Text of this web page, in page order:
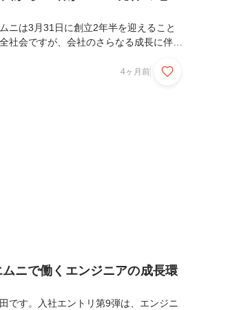
ニは3月31日に創立2年半を迎えること
社会ですが、会社のさらなる成長に伴い
様子について、たくさんの写真と共にレ
バーが学生時代を長く過ごしたこの地で
4ヶ月前
ニで働くエンジニアの成長環
です。入社エントリ第9弾は、エンジニ